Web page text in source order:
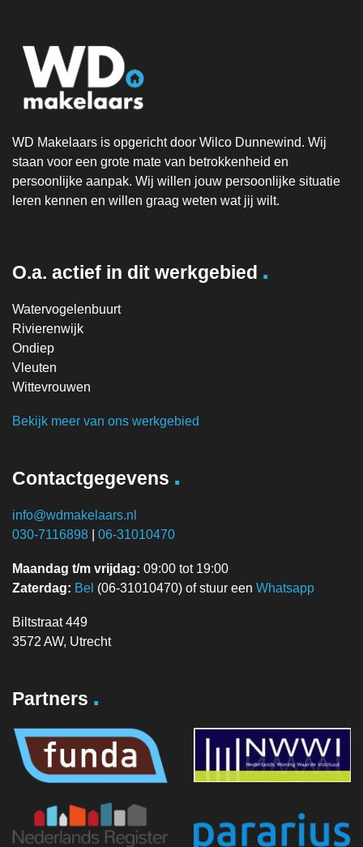
WD Makelaars is opgericht door Wilco Dunnewind. Wij
staan voor een grote mate van betrokkenheid en
persoonlijke aanpak. Wij willen jouw persoonlijke situatie
leren kennen en willen graag weten wat jij wilt.
O.a. actief in dit werkgebied .
Watervogelenbuurt
Rivierenwijk
Ondiep
Vleuten
Wittevrouwen
Bekijk meer van ons werkgebied
Contactgegevens .
info@wdmakelaars.nl
030-7116898
06-31010470
Maandag t/m vrijdag: 09:00 tot 19:00
Zaterdag: Bel (06-31010470) of stuur een Whatsapp
Biltstraat 449
3572 AW, Utrecht
Partners .